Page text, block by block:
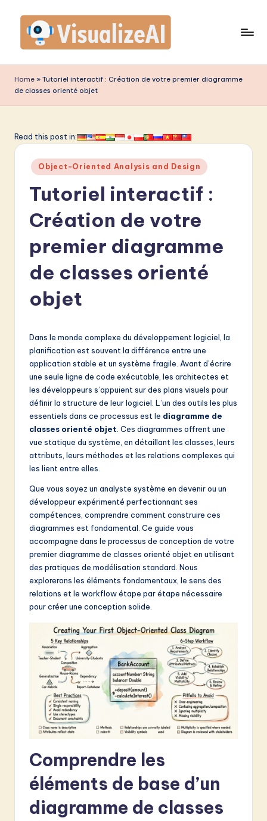
content
is
u
li
L
in
A
&
S
o
Home » Tutoriel interactif : Création de votre premier diagramme
de classes orienté objet
Read this post in:
Posted
in
Object-Oriented Analysis and Design
Tutoriel interactif :
Création de votre
premier diagramme
de classes orienté
objet
Dans le monde complexe du développement logiciel, la
planification est souvent la différence entre une
application stable et un système fragile. Avant d’écrire
une seule ligne de code exécutable, les architectes et
les développeurs s’appuient sur des plans visuels pour
définir la structure de leur logiciel. L’un des outils les plus
essentiels dans ce processus est le diagramme de
classes orienté objet . Ces diagrammes offrent une
vue statique du système, en détaillant les classes, leurs
attributs, leurs méthodes et les relations complexes qui
les lient entre elles.
Que vous soyez un analyste système en devenir ou un
développeur expérimenté perfectionnant ses
compétences, comprendre comment construire ces
diagrammes est fondamental. Ce guide vous
accompagne dans le processus de conception de votre
premier diagramme de classes orienté objet en utilisant
des pratiques de modélisation standard. Nous
explorerons les éléments fondamentaux, le sens des
relations et le workflow étape par étape nécessaire
pour créer une conception solide.
Comprendre les
éléments de base d’un
diagramme de classes